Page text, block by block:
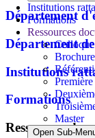
Institutions
Formations
Ressources
Première
Master
Open Sub-
Département
Département
Institutions
Formations
Ressources